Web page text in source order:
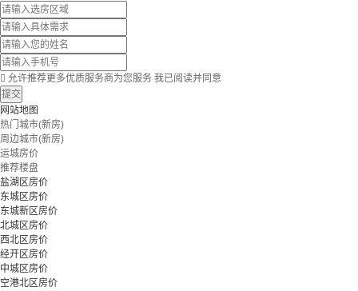
 允许推荐更多优质服务商为您服务 我已阅读并同意
提交
网站地图
热门城市(新房)
周边城市(新房)
运城房价
推荐楼盘
盐湖区房价
东城区房价
东城新区房价
北城区房价
西北区房价
经开区房价
中城区房价
空港北区房价